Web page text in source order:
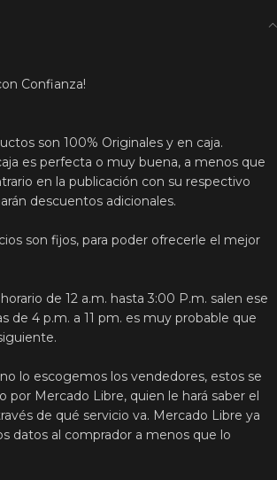
Confianza!
son 100% Originales y en caja.
es perfecta o muy buena, a menos que
en la publicación con su respectivo
descuentos adicionales.
son fijos, para poder ofrecerle el mejor
de 12 a.m. hasta 3:00 P.m. salen ese
de 4 p.m. a 11 pm. es muy probable que
lo escogemos los vendedores, estos se
por Mercado Libre, quien le hará saber el
de qué servicio va. Mercado Libre ya
datos al comprador a menos que lo